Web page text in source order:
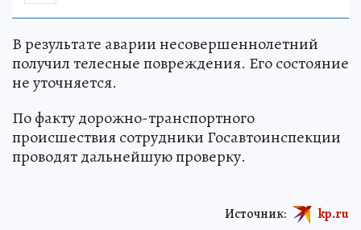
В результате аварии несовершеннолетний
получил телесные повреждения. Его состояние
не уточняется.
По факту дорожно-транспортного
происшествия сотрудники Госавтоинспекции
проводят дальнейшую проверку.